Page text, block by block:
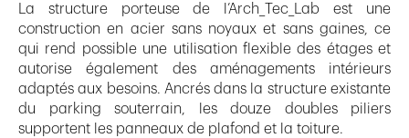
La structure porteuse de l’Arch_Tec_Lab est une
construction en acier sans noyaux et sans gaines, ce
qui rend possible une utilisation flexible des étages et
autorise également des aménagements intérieurs
adaptés aux besoins. Ancrés dans la structure existante
du parking souterrain, les douze doubles piliers
supportent les panneaux de plafond et la toiture.